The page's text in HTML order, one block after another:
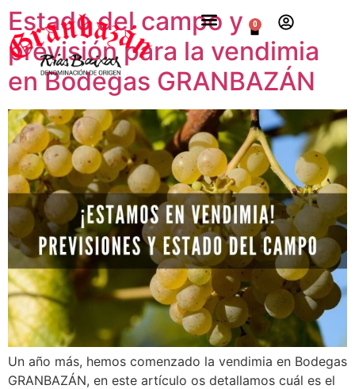
0
Estado del campo y
previsión para la vendimia
en Bodegas GRANBAZÁN
Un año más, hemos comenzado la vendimia en Bodegas
GRANBAZÁN, en este artículo os detallamos cuál es el